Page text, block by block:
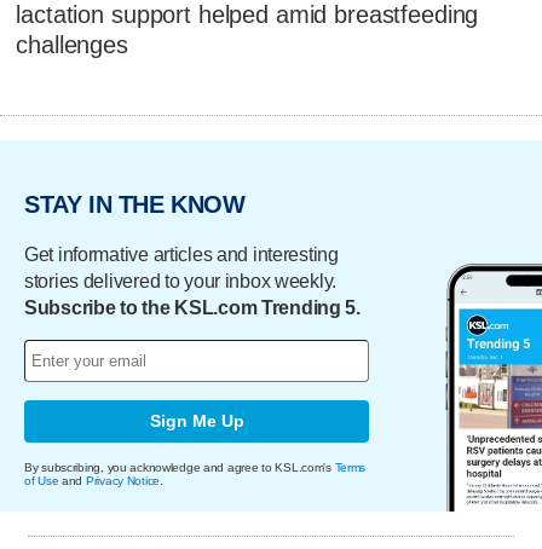
lactation support helped amid breastfeeding
challenges
STAY IN THE KNOW
Get informative articles and interesting
stories delivered to your inbox weekly.
Subscribe to the KSL.com Trending 5.
Sign Me Up
By subscribing, you acknowledge and agree to KSL.com's Terms
of Use and Privacy Notice